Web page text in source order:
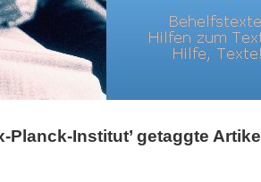
Planck-Institut’ getaggte Artikel